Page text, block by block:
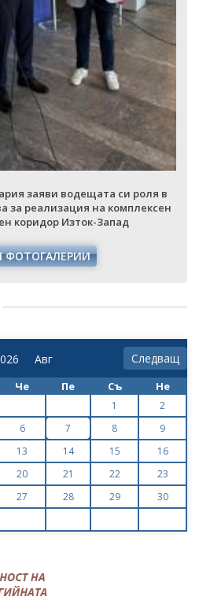
заяви водещата си роля в
за реализация на комплексен
коридор Изток-Запад
ФОТОГАЛЕРИИ
Следващ
Че Пе Съ Не
1
2
6 7 8
9
13 14 15
16
20 21 22
23
27 28 29
30